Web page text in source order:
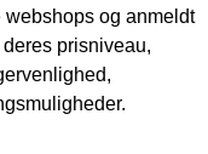
og anmeldt
prisniveau,